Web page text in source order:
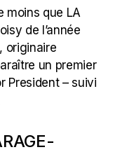
moins que LA
de l’année
originaire
un premier
President – suivi